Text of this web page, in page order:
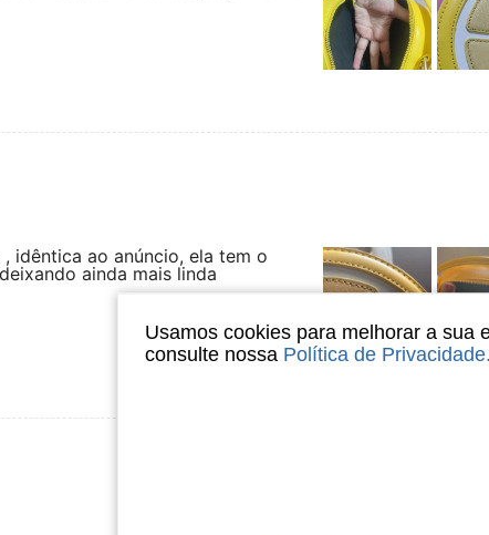
idêntica ao anúncio, ela tem o
ainda mais linda
Usamos cookies para melhorar a sua
consulte nossa Política de Privacidade.